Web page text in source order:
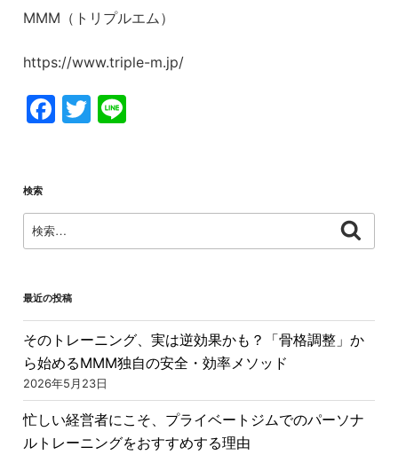
MMM（トリプルエム）
https://www.triple-m.jp/
F
b
o
k
T
検索
検
索:
索
最近の投稿
そのトレーニング、実は逆効果かも？「骨格調整」か
ら始めるMMM独自の安全・効率メソッド
2026年5月23日
忙しい経営者にこそ、プライベートジムでのパーソナ
ルトレーニングをおすすめする理由